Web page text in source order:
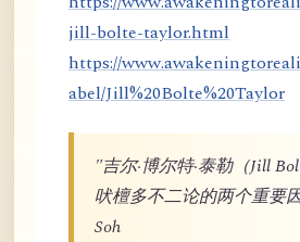
jill-bolte-taylor.html
https://
abel/Jill%20Bolte%20Taylor
"吉尔·博尔特·泰勒（Jill
吠檀多不二论的两个重要
Soh